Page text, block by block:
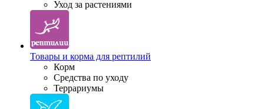
Уход за растениями
Товары и корма для рептилий
Корм
Средства по уходу
Террариумы